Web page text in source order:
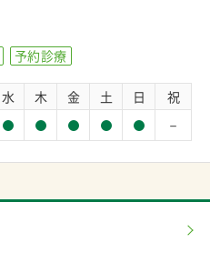
予約診療
水 木 金 土 日 祝
－